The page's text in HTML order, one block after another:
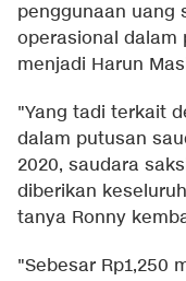
penggunaan uang
operasional dalam
menjadi Harun
"Yang tadi terkait
dalam putusan
2020, saudara
diberikan
tanya Ronny
"Sebesar Rp1,250